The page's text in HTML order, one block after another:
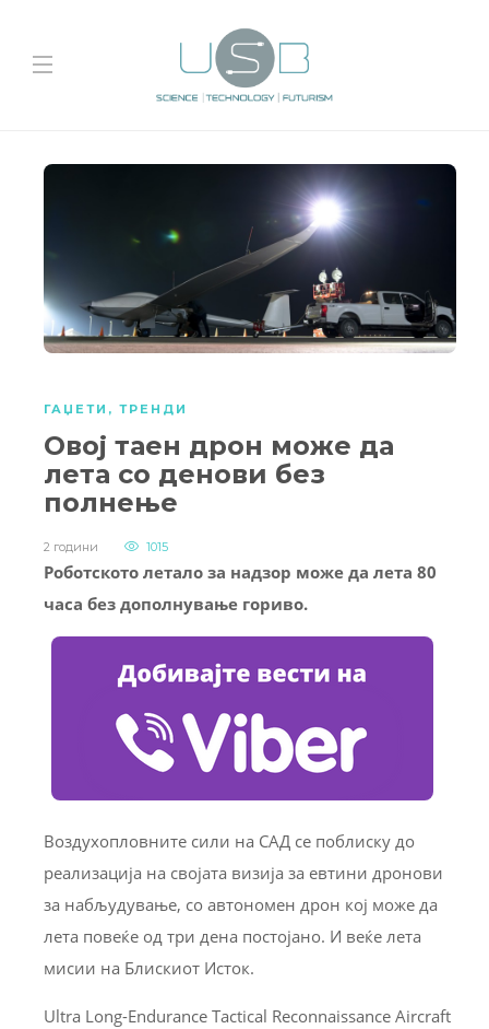
ГАЏЕТИ , ТРЕНДИ
Овој таен дрон може да
лета со денови без
полнење
2 години 1015
Роботското летало за надзор може да лета 80
часа без дополнување гориво.
Воздухопловните сили на САД се поблиску до
реализација на својата визија за евтини дронови
за набљудување, со автономен дрон кој може да
лета повеќе од три дена постојано. И веќе лета
мисии на Блискиот Исток.
Ultra Long-Endurance Tactical Reconnaissance Aircraft